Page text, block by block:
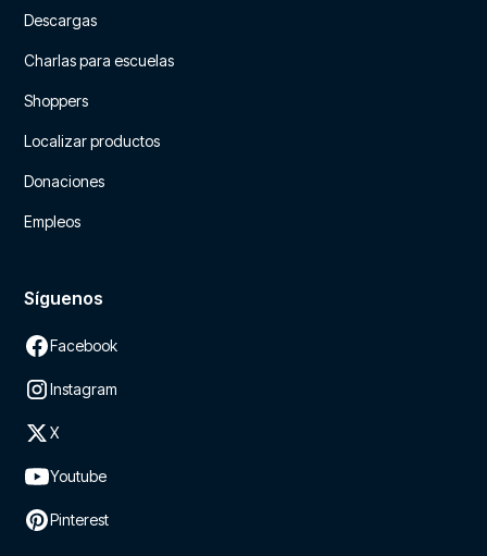
Descargas
Charlas para escuelas
Shoppers
Localizar productos
Donaciones
Empleos
Síguenos
Facebook
Instagram
X
Youtube
Pinterest